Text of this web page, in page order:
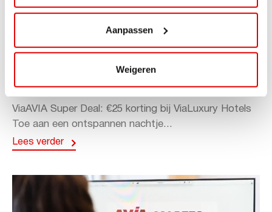
Aanpassen
Weigeren
ACTIE
ViaAVIA Super Deal: 20% korting bij
ViaLuxury Hotels
ViaAVIA Super Deal: €25 korting bij ViaLuxury Hotels
Toe aan een ontspannen nachtje...
Lees verder